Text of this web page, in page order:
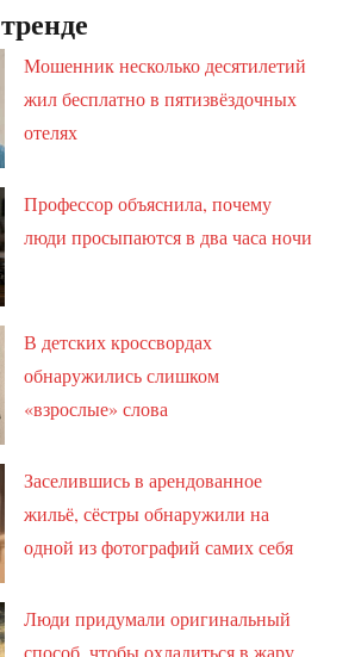
Мошенник несколько десятилетий
жил бесплатно в пятизвёздочных
отелях
Профессор объяснила, почему
люди просыпаются в два часа ночи
В детских кроссвордах
обнаружились слишком
«взрослые» слова
Заселившись в арендованное
жильё, сёстры обнаружили на
одной из фотографий самих себя
Люди придумали оригинальный
способ, чтобы охладиться в жару